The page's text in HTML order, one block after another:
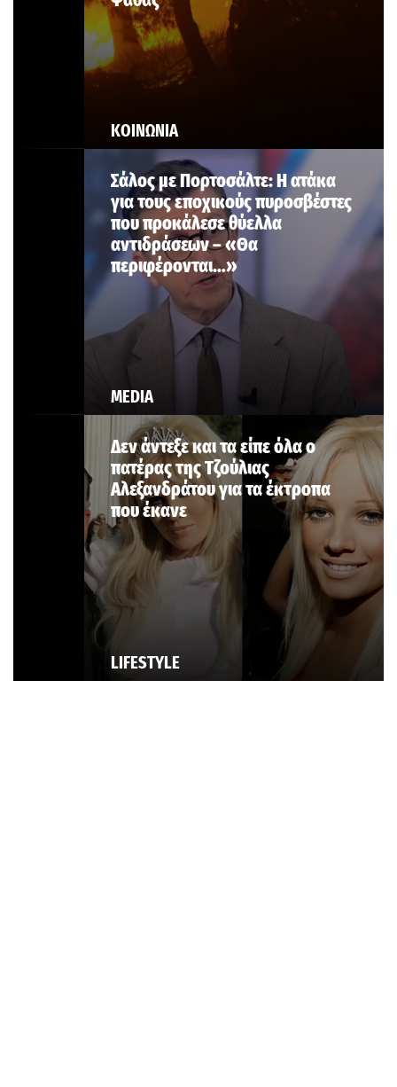
ΚΟΙΝΩΝΙΑ
MEDIA
Σάλος με Πορτοσάλτε: Η ατάκα
για τους εποχικούς πυροσβέστες
που προκάλεσε θύελλα
αντιδράσεων – «Θα
περιφέρονται…»
LIFESTYLE
Δεν άντεξε και τα είπε όλα ο
πατέρας της Τζούλιας
Αλεξανδράτου για τα έκτροπα
που έκανε